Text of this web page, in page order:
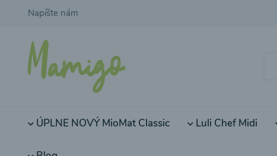
Napíšte nám
ÚPLNE NOVÝ MioMat Classic Luli Chef Midi